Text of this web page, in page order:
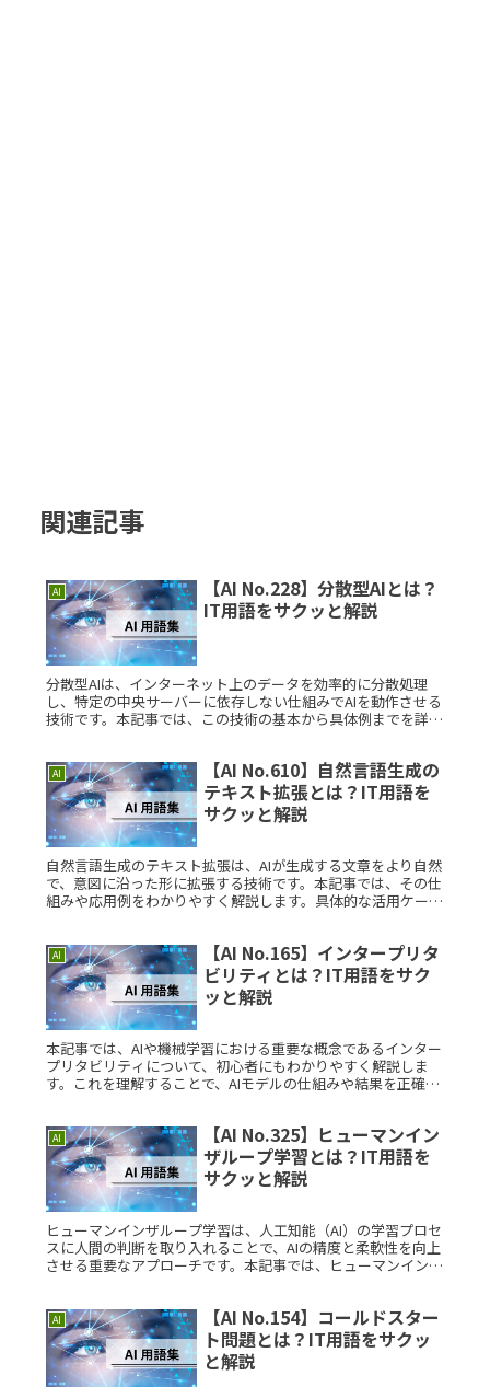
関連記事
AI
【AI No.228】分散型AIとは？
IT用語をサクッと解説
分散型AIは、インターネット上のデータを効率的に分散処理
し、特定の中央サーバーに依存しない仕組みでAIを動作させる
技術です。本記事では、この技術の基本から具体例までを詳し
AI
【AI No.610】自然言語生成の
テキスト拡張とは？IT用語を
サクッと解説
自然言語生成のテキスト拡張は、AIが生成する文章をより自然
で、意図に沿った形に拡張する技術です。本記事では、その仕
組みや応用例をわかりやすく解説します。具体的な活用ケース
AI
【AI No.165】インタープリタ
ビリティとは？IT用語をサク
ッと解説
本記事では、AIや機械学習における重要な概念であるインター
プリタビリティについて、初心者にもわかりやすく解説しま
す。これを理解することで、AIモデルの仕組みや結果を正確に
AI
【AI No.325】ヒューマンイン
ザループ学習とは？IT用語を
サクッと解説
ヒューマンインザループ学習は、人工知能（AI）の学習プロセ
スに人間の判断を取り入れることで、AIの精度と柔軟性を向上
させる重要なアプローチです。本記事では、ヒューマンインザ
AI
【AI No.154】コールドスター
ト問題とは？IT用語をサクッ
と解説